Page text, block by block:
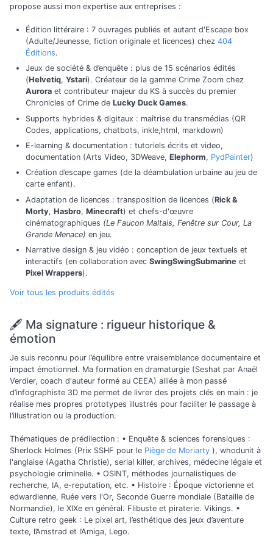
propose aussi mon expertise aux entreprises :
Édition littéraire : 7 ouvrages publiés et autant d'Escape box
(Adulte/Jeunesse, fiction originale et licences) chez 404
Éditions.
Jeux de société & d’enquête : plus de 15 scénarios édités
(Helvetiq, Ystari). Créateur de la gamme Crime Zoom chez
Auroraet contributeur majeur du KS à succès du premier
Chronicles of Crime de Lucky Duck Games.
Supports hybrides & digitaux : maîtrise du transmédias (QR
Codes, applications, chatbots, inkle,html, markdown)
E-learning & documentation : tutoriels écrits et video,
documentation (Arts Video, 3DWeave, Elephorm, PydPainter)
Création d’escape games (de la déambulation urbaine au jeu de
carte enfant).
Adaptation de licences : transposition de licences (Rick &
Morty, Hasbro, Minecraft) et chefs-d'œuvre
cinématographiques (Le Faucon Maltais, Fenêtre sur Cour, La
Grande Menace) en jeu.
Narrative design & jeu vidéo : conception de jeux textuels et
interactifs (en collaboration avec SwingSwingSubmarineet
Pixel Wrappers).
Voir tous les produits édités
🖋 Ma signature : rigueur historique &
émotion
Je suis reconnu pour l’équilibre entre vraisemblance documentaire et
impact émotionnel. Ma formation en dramaturgie (Seshat par Anaël
Verdier, coach d'auteur formé au CEEA) alliée à mon passé
d’infographiste 3D me permet de livrer des projets clés en main : je
réalise mes propres prototypes illustrés pour faciliter le passage à
l’illustration ou la production.
Thématiques de prédilection : • Enquête & sciences forensiques :
Sherlock Holmes (Prix SSHF pour le Piège de Moriarty ), whodunit à
l'anglaise (Agatha Christie), serial killer, archives, médecine légale et
psychologie criminelle. • OSINT, méthodes journalistiques de
recherche, IA, e-reputation, etc. • Histoire : Époque victorienne et
edwardienne, Ruée vers l'Or, Seconde Guerre mondiale (Bataille de
Normandie), le XIXe en général. Flibuste et piraterie. Vikings. •
Culture retro geek : Le pixel art, l’esthétique des jeux d’aventure
texte, l’Amstrad et l’Amiga, Lego.